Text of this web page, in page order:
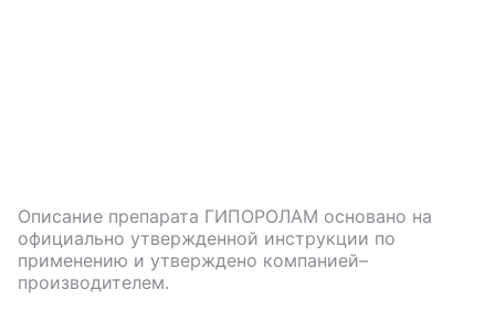
Описание препарата ГИПОРОЛАМ основано на
официально утвержденной инструкции по
применению и утверждено компанией–
производителем.